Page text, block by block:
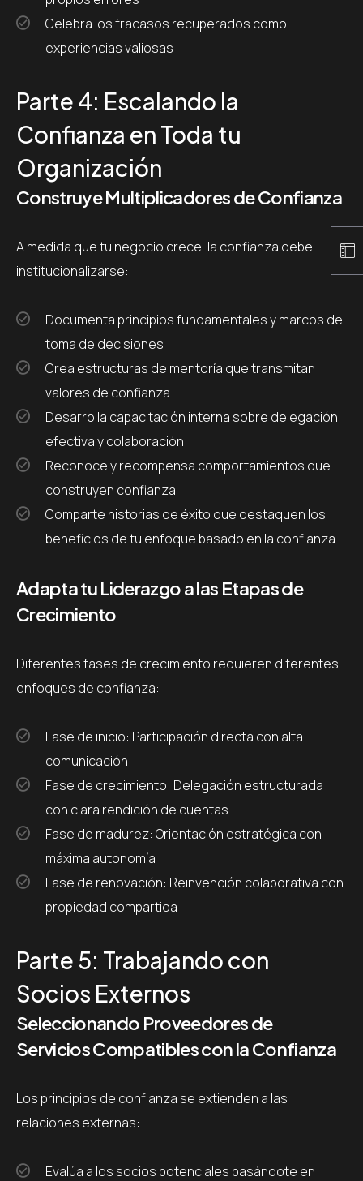
Celebra los fracasos recuperados como
experiencias valiosas
Parte 4: Escalando la
Confianza en Toda tu
Organización
Construye Multiplicadores de Confianza
A medida que tu negocio crece, la confianza debe
institucionalizarse:
Documenta principios fundamentales y marcos de
toma de decisiones
Crea estructuras de mentoría que transmitan
valores de confianza
Desarrolla capacitación interna sobre delegación
efectiva y colaboración
Reconoce y recompensa comportamientos que
construyen confianza
Comparte historias de éxito que destaquen los
beneficios de tu enfoque basado en la confianza
Adapta tu Liderazgo a las Etapas de
Crecimiento
Diferentes fases de crecimiento requieren diferentes
enfoques de confianza:
Fase de inicio: Participación directa con alta
comunicación
Fase de crecimiento: Delegación estructurada
con clara rendición de cuentas
Fase de madurez: Orientación estratégica con
máxima autonomía
Fase de renovación: Reinvención colaborativa con
propiedad compartida
Parte 5: Trabajando con
Socios Externos
Seleccionando Proveedores de
Servicios Compatibles con la Confianza
Los principios de confianza se extienden a las
relaciones externas:
Evalúa a los socios potenciales basándote en